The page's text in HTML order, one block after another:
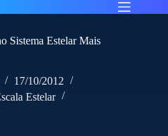
Sistema Estelar Mais
17/10/2012
Estelar